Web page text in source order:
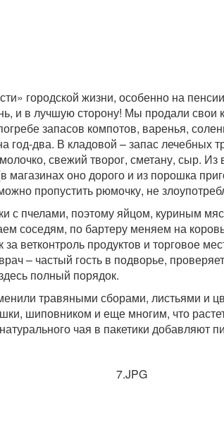
городской жизни, особенно на
и в лучшую сторону! Мы продали свои
запасов компотов, варенья,
год-два. В кладовой – запас лечебных
свежий творог, сметану, сыр.
оно дорого и из порошка
пропустить рюмочку, не
с пчелами, поэтому яйцом, куриным
соседям, по бартеру меняем на
ветконтроль продуктов и торговое
– частый гость в подворье,
полный порядок.
травяными сборами, листьями и
шиповником и еще многим, что
чая в пакетики добавляют